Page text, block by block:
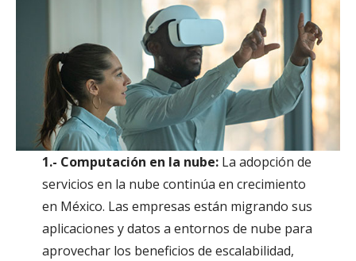
1.- Computación en la nube:La adopción de
servicios en la nube continúa en crecimiento
en México. Las empresas están migrando sus
aplicaciones y datos a entornos de nube para
aprovechar los beneficios de escalabilidad,